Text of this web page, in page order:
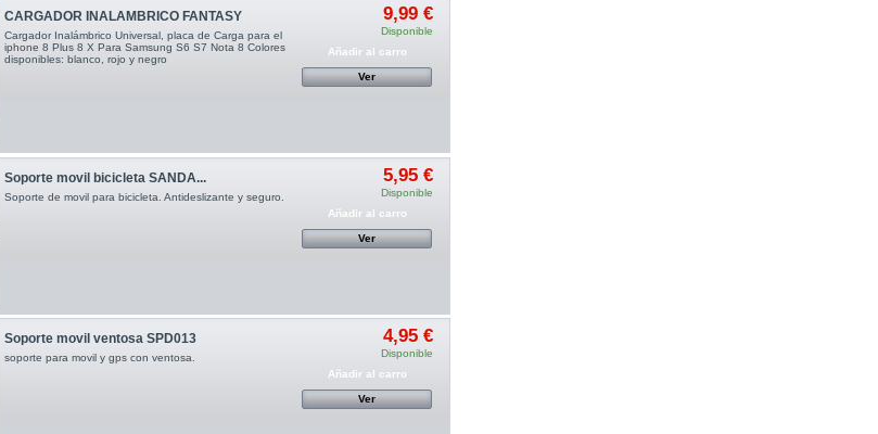
CARGADOR INALAMBRICO FANTASY
Cargador Inalámbrico Universal, placa de Carga para el
iphone 8 Plus 8 X Para Samsung S6 S7 Nota 8 Colores
disponibles: blanco, rojo y negro
9,99 €
Disponible
Añadir al carro
Ver
Soporte movil bicicleta SANDA...
Soporte de movil para bicicleta. Antideslizante y seguro.
5,95 €
Disponible
Añadir al carro
Ver
Soporte movil ventosa SPD013
soporte para movil y gps con ventosa.
4,95 €
Disponible
Añadir al carro
Ver